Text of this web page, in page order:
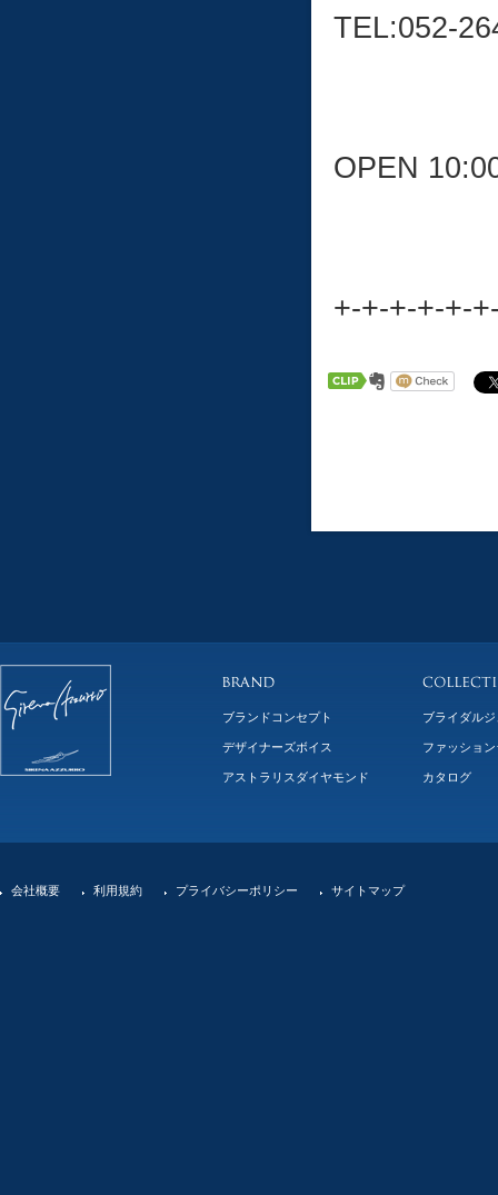
TEL:052-
OPEN
+-+-+-+-+-
ブランドコンセプト
デザイナーズボイス
アストラリスダイヤモンド
ブライダル
ファッショ
カタログ
会社概要 利用規約 プライバシーポリシー サイトマップ